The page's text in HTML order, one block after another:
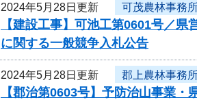
2024年5月28日更新 可茂農林事務
【建設工事】可池工第0601号／
に関する一般競争入札公告
2024年5月28日更新 郡上農林事務
【郡治第0603号】予防治山事業